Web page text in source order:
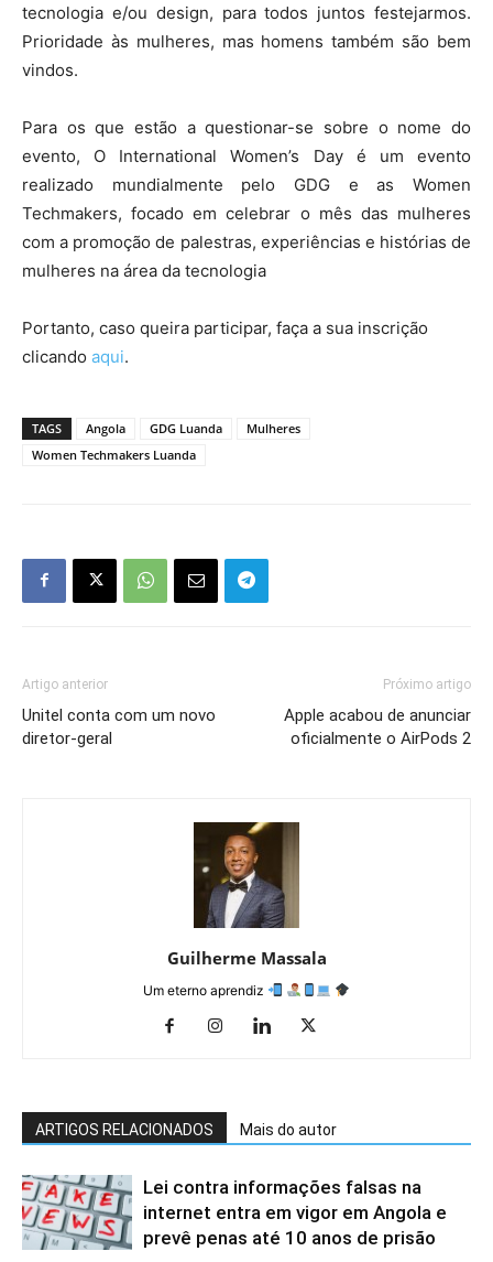
tecnologia e/ou design, para todos juntos festejarmos.
Prioridade às mulheres, mas homens também são bem
vindos.
Para os que estão a questionar-se sobre o nome do
evento, O International Women’s Day é um evento
realizado mundialmente pelo GDG e as Women
Techmakers, focado em celebrar o mês das mulheres
com a promoção de palestras, experiências e histórias de
mulheres na área da tecnologia
Portanto, caso queira participar, faça a sua inscrição
clicando aqui.
TAGS Angola GDG Luanda
Mulheres
Women Techmakers Luanda
Artigo anterior
Unitel conta com um novo
diretor-geral
Próximo artigo
Apple acabou de anunciar
oficialmente o AirPods 2
Guilherme Massala
Um eterno aprendiz
ARTIGOS RELACIONADOS Mais do autor
Lei contra informações falsas na
internet entra em vigor em Angola e
prevê penas até 10 anos de prisão